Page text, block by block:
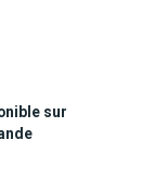
sur